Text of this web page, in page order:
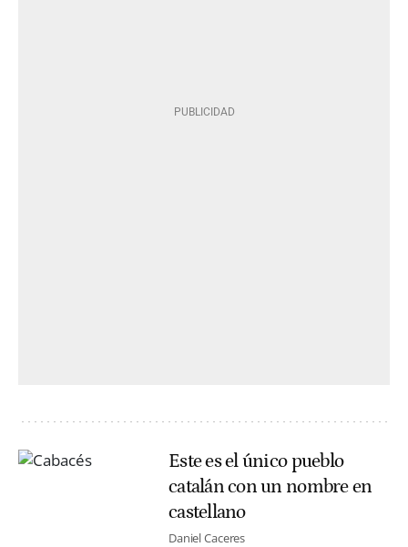
Este es el único pueblo
catalán con un nombre en
castellano
Daniel Caceres